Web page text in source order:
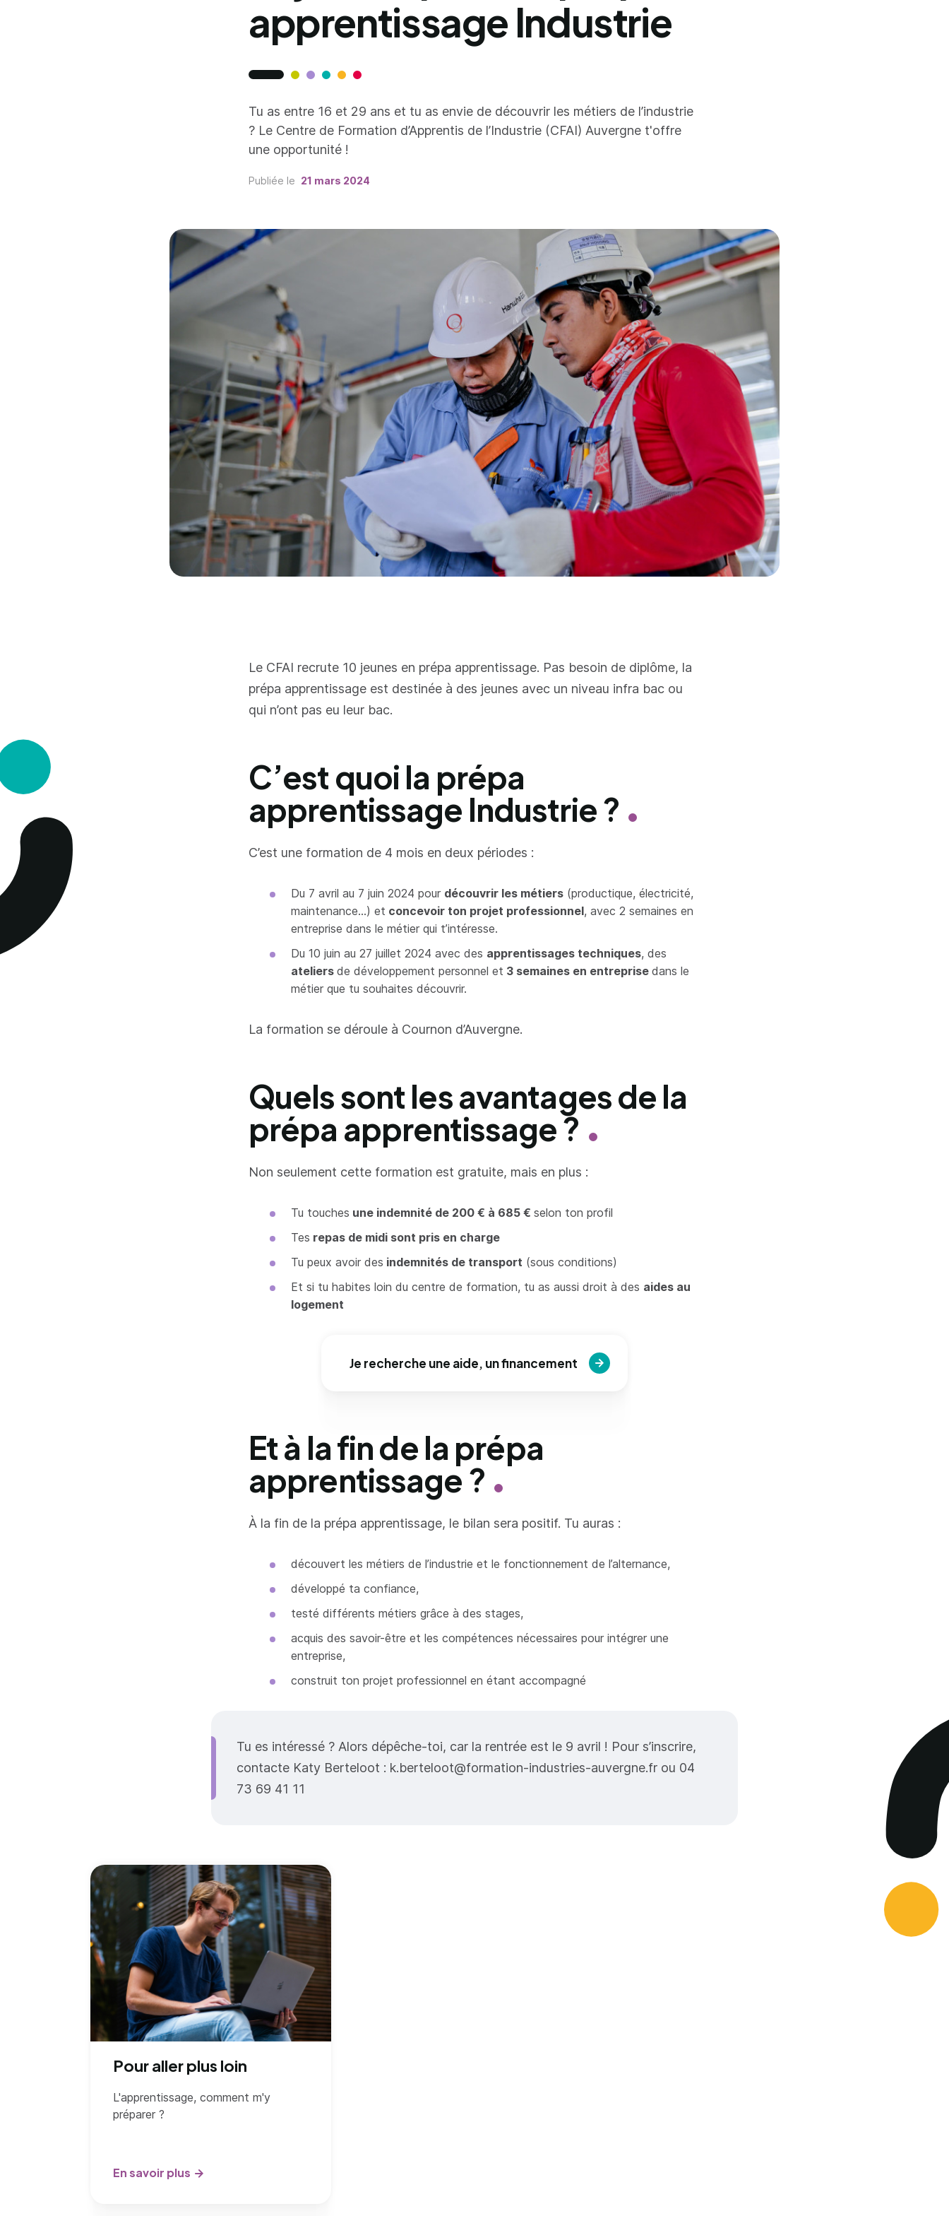
apprentissage Industrie
Tu as entre 16 et 29 ans et tu as envie de découvrir les métiers de l’industrie
? Le Centre de Formation d’Apprentis de l’Industrie (CFAI) Auvergne t'offre
une opportunité !
Publiée le 21 mars 2024
Le CFAI recrute 10 jeunes en prépa apprentissage. Pas besoin de diplôme, la
prépa apprentissage est destinée à des jeunes avec un niveau infra bac ou
qui n’ont pas eu leur bac.
C’est quoi la prépa
apprentissage Industrie ?
C’est une formation de 4 mois en deux périodes :
Du 7 avril au 7 juin 2024 pour découvrir les métiers (productique, électricité,
maintenance…) et concevoir ton projet professionnel, avec 2 semaines en
entreprise dans le métier qui t’intéresse.
Du 10 juin au 27 juillet 2024 avec des apprentissages techniques, des
ateliers de développement personnel et 3 semaines en entreprise dans le
métier que tu souhaites découvrir.
La formation se déroule à Cournon d’Auvergne.
Quels sont les avantages de la
prépa apprentissage ?
Non seulement cette formation est gratuite, mais en plus :
Tu touches une indemnité de 200 € à 685 € selon ton profil
Tes repas de midi sont pris en charge
Tu peux avoir des indemnités de transport (sous conditions)
Et si tu habites loin du centre de formation, tu as aussi droit à des aides au
logement
Je recherche une aide, un financement
Et à la fin de la prépa
apprentissage ?
À la fin de la prépa apprentissage, le bilan sera positif. Tu auras :
découvert les métiers de l’industrie et le fonctionnement de l’alternance,
développé ta confiance,
testé différents métiers grâce à des stages,
acquis des savoir-être et les compétences nécessaires pour intégrer une
entreprise,
construit ton projet professionnel en étant accompagné
Tu es intéressé ? Alors dépêche-toi, car la rentrée est le 9 avril ! Pour s’inscrire,
contacte Katy Berteloot : k.berteloot@formation-industries-auvergne.fr ou 04
73 69 41 11
Pour aller plus loin
L'apprentissage, comment m'y
préparer ?
En savoir plus